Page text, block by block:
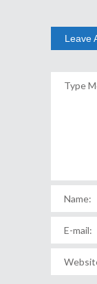
Leave